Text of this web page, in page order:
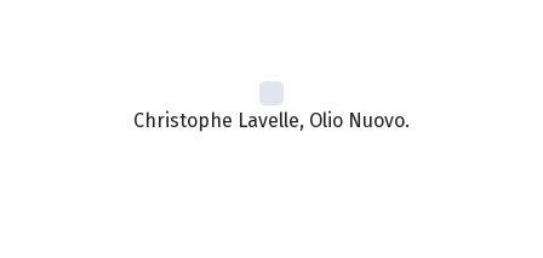
Christophe Lavelle, Olio Nuovo.